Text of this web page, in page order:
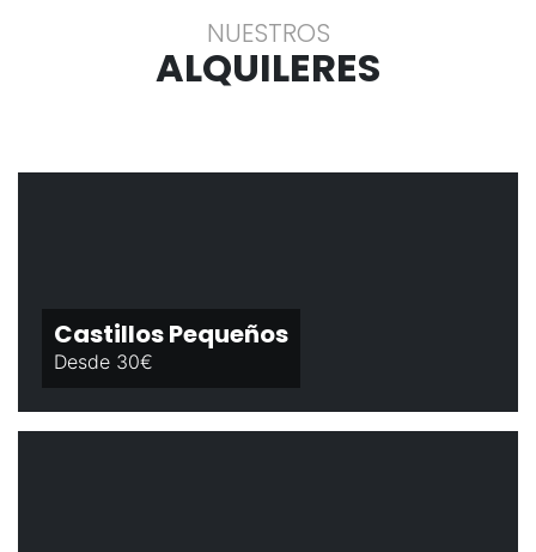
NUESTROS
ALQUILERES
Castillos Pequeños
Desde 30€